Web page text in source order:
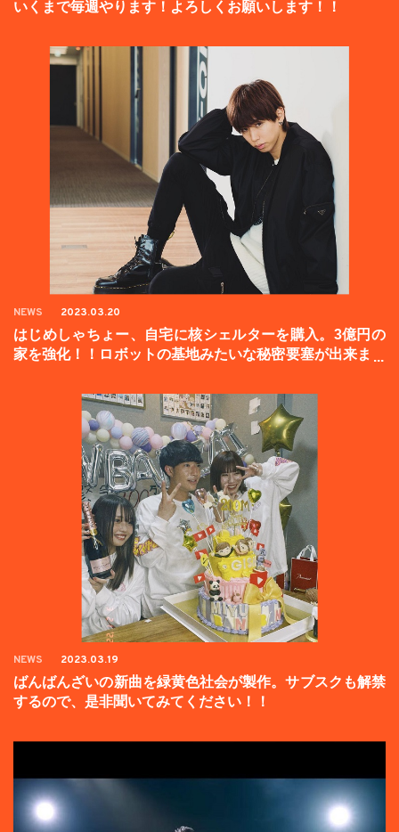
いくまで毎週やります！よろしくお願いします！！
NEWS 2023.03.20
はじめしゃちょー、自宅に核シェルターを購入。3億円の
家を強化！！ロボットの基地みたいな秘密要塞が出来まし
NEWS 2023.03.19
ばんばんざいの新曲を緑黄色社会が製作。サブスクも解禁
するので、是非聞いてみてください！！